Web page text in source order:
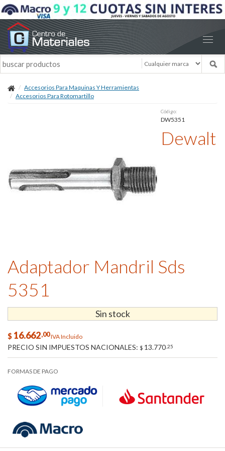
Accesorios Para Maquinas Y Herramientas
Accesorios Para Rotomartillo
Código:
DW5351
Dewalt
Adaptador Mandril Sds
5351
Sin stock
$ 16.662,00IVA Incluido
PRECIO SIN IMPUESTOS NACIONALES: $ 13.770 ,25
FORMAS DE PAGO